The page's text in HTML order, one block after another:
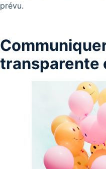
prévu.
transparente